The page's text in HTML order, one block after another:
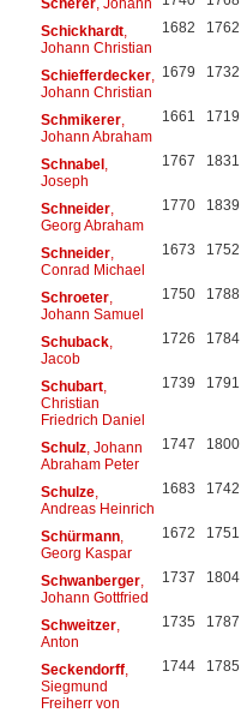
Schickhardt,
Johann Christian
1682 1762
Schiefferdecker,
Johann Christian
1679 1732
Schmikerer,
Johann Abraham
1661 1719
Schnabel,
Joseph
1767 1831
Schneider,
Georg Abraham
1770 1839
Schneider,
Conrad Michael
1673 1752
Schroeter,
Johann Samuel
1750 1788
Schuback,
Jacob
1726 1784
Schubart,
Christian
Friedrich Daniel
1739 1791
Schulz, Johann
Abraham Peter
1747 1800
Schulze,
Andreas Heinrich
1683 1742
Schürmann,
Georg Kaspar
1672 1751
Schwanberger,
Johann Gottfried
1737 1804
Schweitzer,
Anton
1735 1787
Seckendorff,
Siegmund
Freiherr von
1744 1785